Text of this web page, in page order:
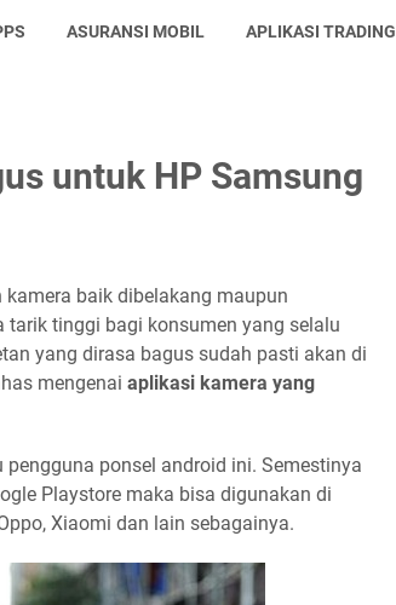
ASURANSI MOBIL APLIKASI TRADING
untuk HP Samsung
baik dibelakang maupun
tarik tinggi bagi konsumen yang selalu
yang dirasa bagus sudah pasti akan di
mengenai aplikasi kamera yang
ponsel android ini. Semestinya
Playstore maka bisa digunakan di
Xiaomi dan lain sebagainya.